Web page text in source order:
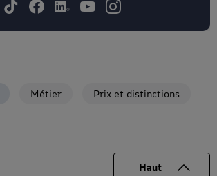
Métier Prix et distinctions
Haut